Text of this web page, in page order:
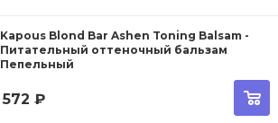
Kapous Blond Bar Ashen Toning Balsam -
Питательный оттеночный бальзам
Пепельный
572 ₽